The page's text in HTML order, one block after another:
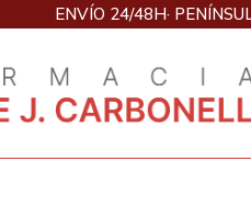
ENVÍO 24/48H·